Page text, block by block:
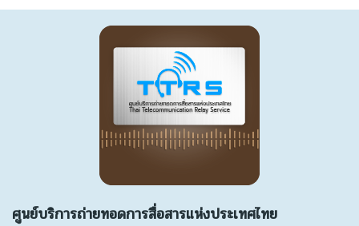
ศูนย์บริการถ่ายทอดการสื่อสารแห่งประเทศไทย